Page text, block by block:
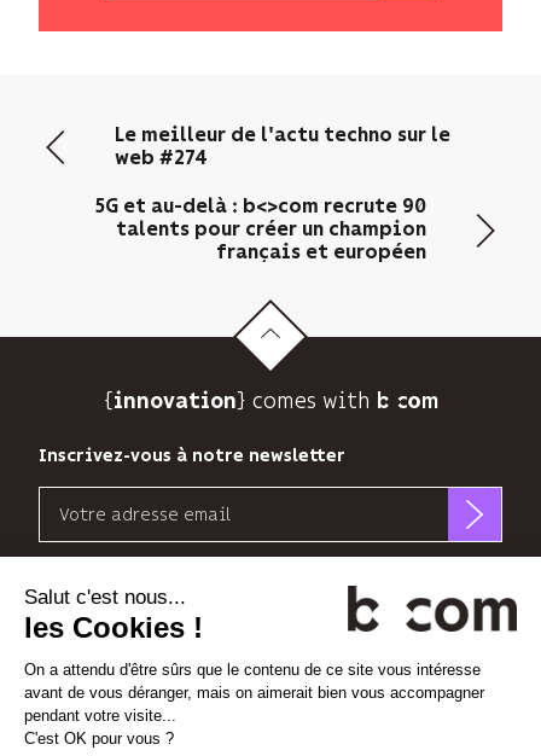
n’utilise
que
pour
vous
envoyer
Vous
vous
désinscrire
à
tout
grâce
au
de
désabonnement
à
Le meilleur de l'actu techno sur le
web #274
5G et au-delà : b<>com recrute 90
talents pour créer un champion
français et européen
{innovation} comes with b>
Inscrivez-vous à notre newsletter
b<>com
votre
adresse
email
que
pour
vous
Découvrez nos nouvelles dimensions
* *